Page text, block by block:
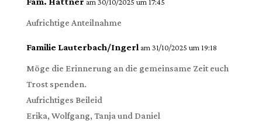
am 30/10/2025 um 17:45
Aufrichtige Anteilnahme
Familie Lauterbach/Ingerl am 31/10/2025 um 19:18
Möge die Erinnerung an die gemeinsame Zeit euch
Trost spenden.
Aufrichtiges Beileid
Erika, Wolfgang, Tanja und Daniel